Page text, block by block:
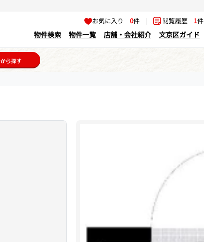
お気に入り0件 | 閲覧履歴 1件
物件検索 物件一覧 店舗・会社紹介 文京区ガイド